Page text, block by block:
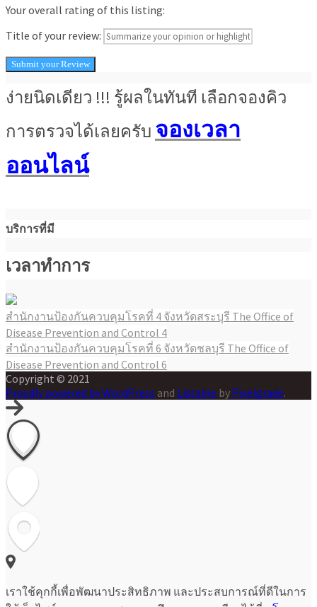
Your overall rating of this listing:
Title of your review:
ง่ายนิดเดียว !!! รู้ผลในทันที เลือกจองคิว
การตรวจได้เลยครับ จองเวลา
ออนไลน์
บริการที่มี
เวลาทำการ
แนะแนว
เรื่อง
สำนักงานป้องกันควบคุมโรคที่ 4 จังหวัดสระบุรี The Office of
Disease Prevention and Control 4
สำนักงานป้องกันควบคุมโรคที่ 6 จังหวัดชลบุรี The Office of
Disease Prevention and Control 6
Copyright © 2021
Proudly powered by WordPress and Listable by Pixelgrade.
เราใช้คุกกี้เพื่อพัฒนาประสิทธิภาพ และประสบการณ์ที่ดีในการ